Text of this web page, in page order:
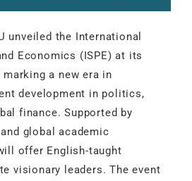
unveiled the International
Economics (ISPE) at its
a new era in
development in politics,
finance. Supported by
global academic
offer English-taught
visionary leaders. The event